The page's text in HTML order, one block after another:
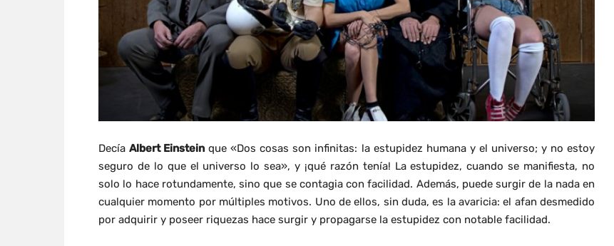
DecíaAlbert Einstein que «Dos cosas son infinitas: la estupidez humana y el universo; y no estoy
seguro de lo que el universo lo sea», y ¡qué razón tenía! La estupidez, cuando se manifiesta, no
solo lo hace rotundamente, sino que se contagia con facilidad. Además, puede surgir de la nada en
cualquier momento por múltiples motivos. Uno de ellos, sin duda, es la avaricia: el afan desmedido
por adquirir y poseer riquezas hace surgir y propagarse la estupidez con notable facilidad.